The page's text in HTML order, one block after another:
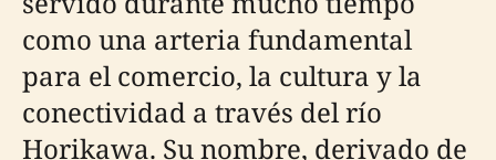
como una arteria fundamental
para el comercio, la cultura y la
conectividad a través del río
Horikawa. Su nombre, derivado de